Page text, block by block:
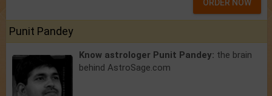
ORDER NOW
Punit Pandey
Know astrologer Punit Pandey: the brain
behind AstroSage.com